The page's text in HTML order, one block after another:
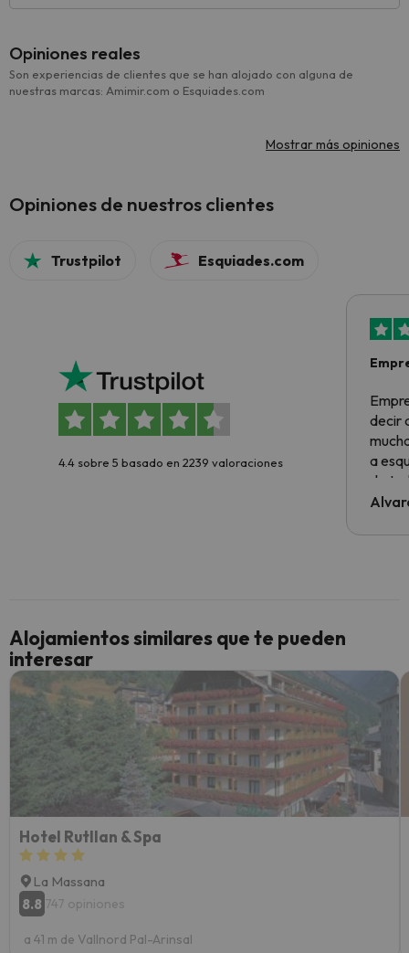
Opiniones reales
Son experiencias de clientes que se han alojado con alguna de
nuestras marcas: Amimir.com o Esquiades.com
Mostrar más opiniones
Opiniones de nuestros clientes
Trustpilot Esquiades.com
4.4 sobre 5 basado en 2239 valoraciones
decir
a
de
al
culpa
yo.
Alojamientos similares que te pueden
interesar
Hotel Rutllan & Spa
La Massana
8.8 747 opiniones
a 41 m de Vallnord Pal-Arinsal